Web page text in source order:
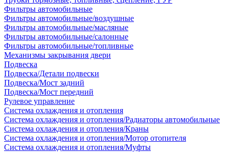
Фильтры автомобильные
Фильтры автомобильные/воздушные
Фильтры автомобильные/масляные
Фильтры автомобильные/салонные
Фильтры автомобильные/топливные
Механизмы закрывания двери
Подвеска
Подвеска/Детали подвески
Подвеска/Мост задний
Подвеска/Мост передний
Рулевое управление
Система охлаждения и отопления
Система охлаждения и отопления/Радиаторы автомобильные
Система охлаждения и отопления/Краны
Система охлаждения и отопления/Мотор отопителя
Система охлаждения и отопления/Муфты